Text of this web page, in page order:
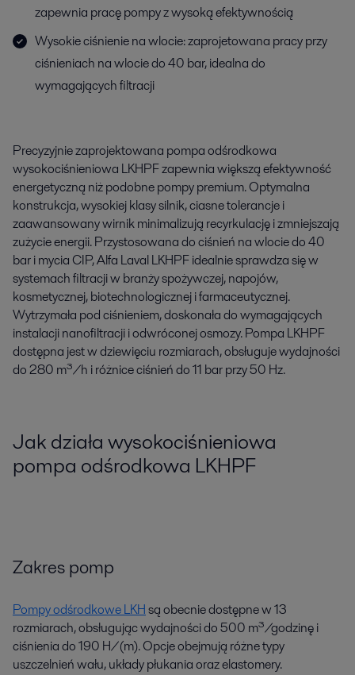
zapewnia pracę pompy z wysoką efektywnością
Wysokie ciśnienie na wlocie: zaprojetowana pracy przy
ciśnieniach na wlocie do 40 bar, idealna do
wymagających filtracji
Precyzyjnie zaprojektowana pompa odśrodkowa
wysokociśnieniowa LKHPF zapewnia większą efektywność
energetyczną niż podobne pompy premium. Optymalna
konstrukcja, wysokiej klasy silnik, ciasne tolerancje i
zaawansowany wirnik minimalizują recyrkulację i zmniejszają
zużycie energii. Przystosowana do ciśnień na wlocie do 40
bar i mycia CIP, Alfa Laval LKHPF idealnie sprawdza się w
systemach filtracji w branży spożywczej, napojów,
kosmetycznej, biotechnologicznej i farmaceutycznej.
Wytrzymała pod ciśnieniem, doskonała do wymagających
instalacji nanofiltracji i odwróconej osmozy. Pompa LKHPF
dostępna jest w dziewięciu rozmiarach, obsługuje wydajności
do 280 m³/h i różnice ciśnień do 11 bar przy 50 Hz.
Jak działa wysokociśnieniowa
pompa odśrodkowa LKHPF
Zakres pomp
Pompy odśrodkowe LKHsą obecnie dostępne w 13
rozmiarach, obsługując wydajności do 500 m³/godzinę i
ciśnienia do 190 H/(m). Opcje obejmują różne typy
uszczelnień wału, układy płukania oraz elastomery.